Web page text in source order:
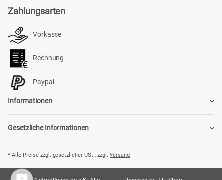
Zahlungsarten
Vorkasse
Rechnung
Paypal
Informationen
Gesetzliche Informationen
* Alle Preise zzgl. gesetzlicher USt., zzgl. Versand